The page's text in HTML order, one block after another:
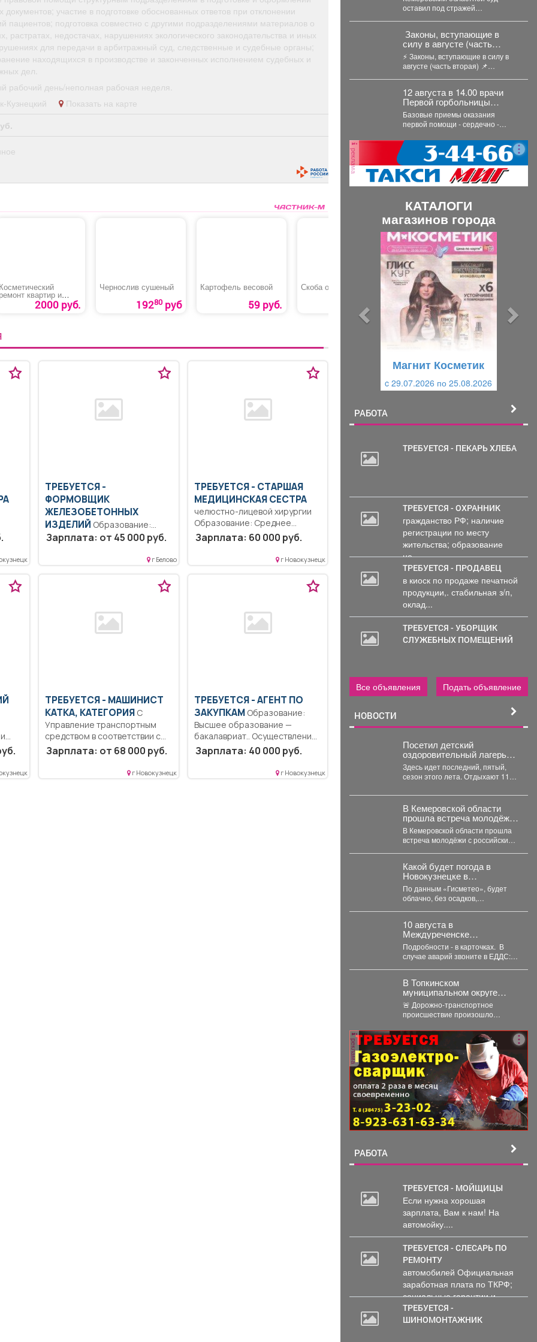
документов; участие в подготовке обоснованных ответов при отклонении
пациентов; подготовка совместно с другими подразделениями материалов о
растратах, недостачах, нарушениях экологического законодательства и иных
для передачи в арбитражный суд, следственные и судебные органы;
находящихся в производстве и законченных исполнением судебных и
дел.
рабочий день/неполная рабочая неделя.
Кузнецкий
Показать на карте
Косметический
ремонт квартир и
офисов 2000 руб.
Чернослив сушеный
19280руб
Картофель весовой
59 руб.
Скоба однолапковая
3 руб.
Обои «70669-42
Аспект»
ТРЕБУЕТСЯ -
ФОРМОВЩИК
ЖЕЛЕЗОБЕТОННЫХ
ИЗДЕЛИЙ
Общее образование..
разборка форм, погрузка-
Зарплата: от 45 000 руб.
г Белово
ТРЕБУЕТСЯ - СТАРШАЯ
МЕДИЦИНСКАЯ СЕСТРА
челюстно-лицевой хирургии
Образование: Среднее
профессиональное
образование.. Обязанности
старшей медицинской
сестры.....
Зарплата: 60 000 руб.
г Новокузнецк
ТРЕБУЕТСЯ - МАШИНИСТ
КАТКА, КАТЕГОРИЯ С
Управление транспортным
средством в соответствии с
назначением, с заданием,...
Зарплата: от 68 000 руб.
г Новокузнецк
ТРЕБУЕТСЯ - АГЕНТ ПО
ЗАКУПКАМОбразование:
Высшее образование —
бакалавриат.. Осуществление
закупок.. Полный рабочий...
Зарплата: 40 000 руб.
г Новокузнецк
Кузбасса обвиняют в
терроризме
оставил под стражей
международной
террористической организации.
...
️ Законы, вступающие в
силу в августе (часть
вторая)
⚡️ Законы, вступающие в силу в
августе (часть вторая) 📌
12 августа в 14.00 врачи
Первой горбольницы
проведут для населения в
ТЦ "СитиМолл" мастер -
класс по оказанию первой
помощи
Базовые приемы оказания
первой помощи - сердечно -
наложение жгута при
кровотечениях, алгоритм...
реклама
КАТАЛОГИ
магазинов города
Магнит Косметик
c 29.07.2026 по 25.08.2026
РАБОТА
ТРЕБУЕТСЯ - ПЕКАРЬ ХЛЕБА
ТРЕБУЕТСЯ - ОХРАННИК
гражданство РФ; наличие
регистрации по месту
жительства; образование
не...
ТРЕБУЕТСЯ - ПРОДАВЕЦ
в киоск по продаже печатной
продукции,. стабильная з/п,
оклад...
ТРЕБУЕТСЯ - УБОРЩИК
СЛУЖЕБНЫХ ПОМЕЩЕНИЙ
Все объявления Подать объявление
НОВОСТИ
Посетил детский
оздоровительный лагерь
«Звездочка».
Здесь идет последний, пятый,
сезон этого лета. Отдыхают 115
каждый день...
В Кемеровской области
прошла встреча молодёжи
с российским космонавтом,
Героем Российской
Федерации Александром
Лазуткиным
В Кемеровской области прошла
встреча молодёжи с российским
Лазуткиным, который...
Какой будет погода в
Новокузнецке в
понедельник, 10 августа?
По данным «Гисметео», будет
облачно, без осадков,
10 августа в
Междуреченске
запланированы
отключения.
Подробности - в карточках. ️ В
случае аварий звоните в ЕДДС:
В Топкинском
муниципальном округе
полицейские
устанавливают
обстоятельства ДТП, в
котором погибли 2
человека
🚨 Дорожно-транспортное
происшествие произошло
километре автодороги «Северо-
западный обход г. Кемерово»...
реклама
РАБОТА
ТРЕБУЕТСЯ - МОЙЩИЦЫ
Если нужна хорошая
зарплата, Вам к нам! На
автомойку....
ТРЕБУЕТСЯ - СЛЕСАРЬ ПО
РЕМОНТУ
автомобилей Официальная
заработная плата по ТКРФ;
социальные гарантии и
уверенность в...
ТРЕБУЕТСЯ -
ШИНОМОНТАЖНИК